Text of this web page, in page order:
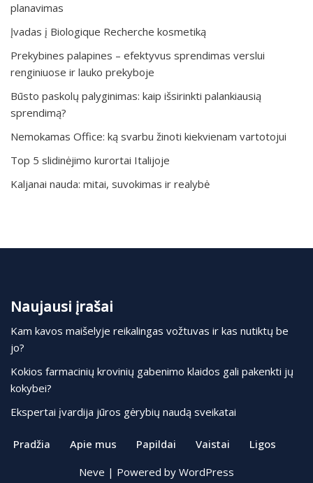
planavimas
Įvadas į Biologique Recherche kosmetiką
Prekybines palapines – efektyvus sprendimas verslui
renginiuose ir lauko prekyboje
Būsto paskolų palyginimas: kaip išsirinkti palankiausią
sprendimą?
Nemokamas Office: ką svarbu žinoti kiekvienam vartotojui
Top 5 slidinėjimo kurortai Italijoje
Kaljanai nauda: mitai, suvokimas ir realybė
Naujausi įrašai
Kam kavos maišelyje reikalingas vožtuvas ir kas nutiktų be
jo?
Kokios farmacinių krovinių gabenimo klaidos gali pakenkti jų
kokybei?
Ekspertai įvardija jūros gėrybių naudą sveikatai
Pradžia Apie mus Papildai Vaistai
Ligos
Neve | Powered by WordPress